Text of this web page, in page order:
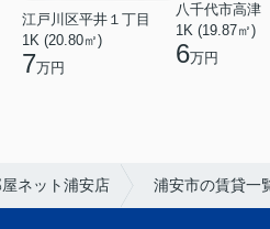
江戸川区平井１丁目
1K (20.80㎡)
7万円
八千代市高津
1K (19.87㎡)
6万円
ネット浦安店 浦安市の賃貸一